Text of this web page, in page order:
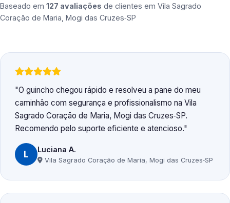
Baseado em 127 avaliações de clientes em Vila Sagrado
Coração de Maria, Mogi das Cruzes‑SP
O guincho chegou rápido e resolveu a pane do meu
caminhão com segurança e profissionalismo na Vila
Sagrado Coração de Maria, Mogi das Cruzes‑SP.
Recomendo pelo suporte eficiente e atencioso.
L Luciana A.
Vila Sagrado Coração de Maria, Mogi das Cruzes‑SP